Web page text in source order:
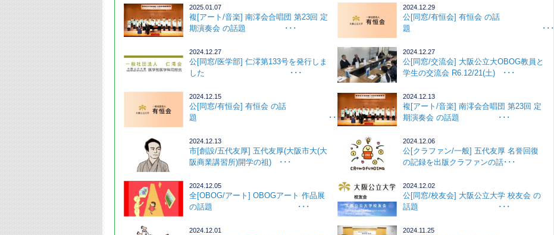
2025.01.07
複[アート/音楽] 南澪会合唱団 第23回 定
期演奏会 の話題 ･･･
2024.12.29
公[同窓/有恒会] 有恒会 の話
題 ･･･
2024.12.27
公[同窓/医学部] 仁澪第133号を発行しま
した ･･･
2024.12.27
公[同窓/交流会] 大阪公立大OBOG教員と
学生の交流会 R6.12/21(土) ･･･
2024.12.15
公[同窓/有恒会] 有恒会 の話
題 ･･･
2024.12.13
複[アート/音楽] 南澪会合唱団 第23回 定
期演奏会 の話題 ･･･
2024.12.13
市[創設/五代友厚] 五代友厚(大阪市大(大
阪商業講習所)開学の祖) ･･･
2024.12.06
公[クラファン/一般] 五代友厚 名誉回復
の記録を出版クラファンの話･･･
2024.12.05
全[OBOG/アート] OBOGアート 作品展
の話題 ･･･
2024.12.02
公[同窓/校友会] 大阪公立大学 校友会 の
話題 ･･･
2024.12.01 2024.11.25